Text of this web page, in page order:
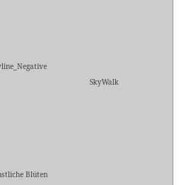
SkyWalk
Blüten